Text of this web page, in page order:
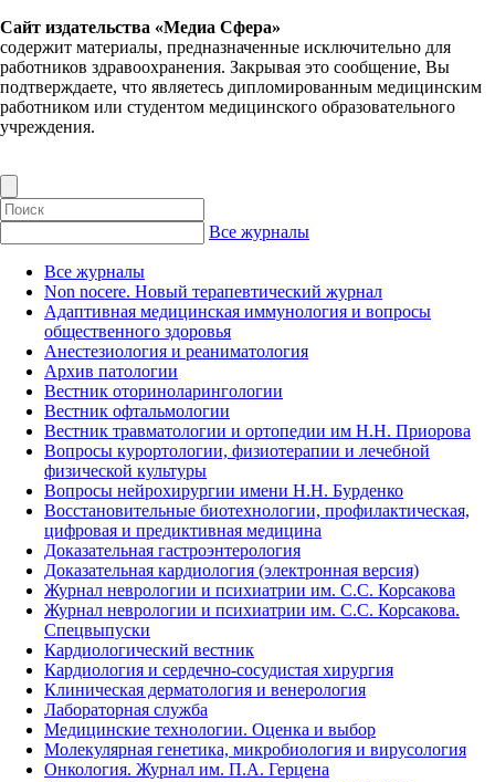
Сайт издательства «Медиа Сфера»
содержит материалы, предназначенные исключительно для
работников здравоохранения. Закрывая это сообщение, Вы
подтверждаете, что являетесь дипломированным медицинским
работником или студентом медицинского образовательного
учреждения.
Все журналы
Все журналы
Non nocere. Новый терапевтический журнал
Адаптивная медицинская иммунология и вопросы
общественного здоровья
Анестезиология и реаниматология
Архив патологии
Вестник оториноларингологии
Вестник офтальмологии
Вестник травматологии и ортопедии им Н.Н. Приорова
Вопросы курортологии, физиотерапии и лечебной
физической культуры
Вопросы нейрохирургии имени Н.Н. Бурденко
Восстановительные биотехнологии, профилактическая,
цифровая и предиктивная медицина
Доказательная гастроэнтерология
Доказательная кардиология (электронная версия)
Журнал неврологии и психиатрии им. С.С. Корсакова
Журнал неврологии и психиатрии им. С.С. Корсакова.
Спецвыпуски
Кардиологический вестник
Кардиология и сердечно-сосудистая хирургия
Клиническая дерматология и венерология
Лабораторная служба
Медицинские технологии. Оценка и выбор
Молекулярная генетика, микробиология и вирусология
Онкология. Журнал им. П.А. Герцена